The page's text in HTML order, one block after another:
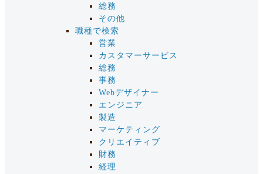
総務
その他
職種で検索
営業
カスタマーサービス
総務
事務
Webデザイナー
エンジニア
製造
マーケティング
クリエイティブ
財務
経理